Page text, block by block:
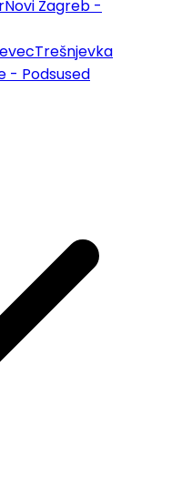
Novi Zagreb -
Trešnjevka
- Podsused